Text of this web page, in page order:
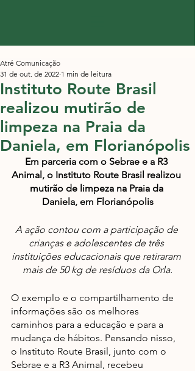
Instituto Route Brasil
realizou mutirão de
limpeza na Praia da
Daniela, em Florianópolis
Atré Comunicação
31 de out. de 2022 1 min de leitura
Em parceria com o Sebrae e a R3
Animal, o Instituto Route Brasil realizou
mutirão de limpeza na Praia da
Daniela, em Florianópolis
A ação contou com a participação de
crianças e adolescentes de três
instituições educacionais que retiraram
mais de 50 kg de resíduos da Orla.
O exemplo e o compartilhamento de
informações são os melhores
caminhos para a educação e para a
mudança de hábitos. Pensando nisso,
o Instituto Route Brasil, junto com o
Sebrae e a R3 Animal, recebeu